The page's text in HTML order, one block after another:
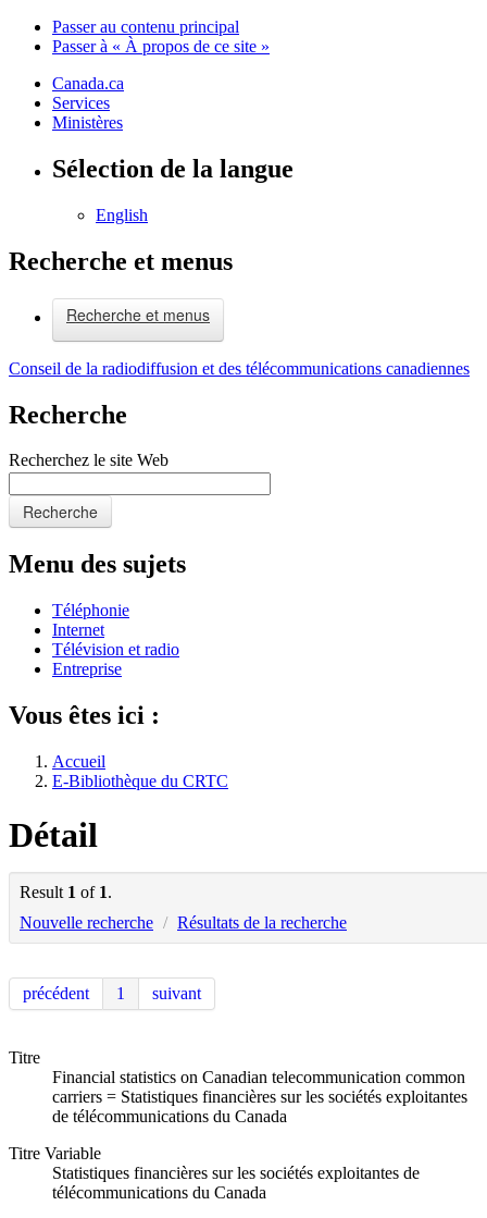
Passer au contenu principal
Passer à « À propos de ce site »
Canada.ca
Services
Ministères
Sélection de la langue
English
Recherche et menus
Recherche et menus
Conseil de la radiodiffusion et des télécommunications canadiennes
Recherche
Recherchez le site Web
Recherche
Menu des sujets
Téléphonie
Internet
Télévision et radio
Entreprise
Vous êtes ici :
Accueil
E-Bibliothèque du CRTC
Détail
Result 1 of 1.
Nouvelle recherche / Résultats de la recherche
précédent 1 suivant
Titre
Financial statistics on Canadian telecommunication common
carriers = Statistiques financières sur les sociétés exploitantes
de télécommunications du Canada
Titre Variable
Statistiques financières sur les sociétés exploitantes de
télécommunications du Canada